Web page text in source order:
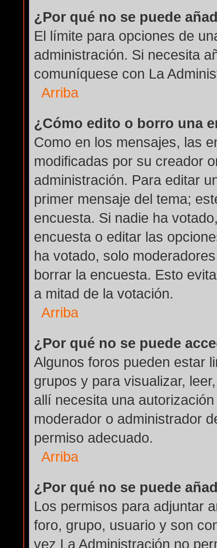
¿Por qué no se puede
El límite para opciones de
administración. Si necesita
comuníquese con La
Arriba
¿Cómo edito o borro una
Como en los mensajes, las
modificadas por su creador
administración. Para editar
primer mensaje del tema;
encuesta. Si nadie ha
encuesta o editar las
ha votado, solo
borrar la encuesta. Esto
a mitad de la votación.
Arriba
¿Por qué no se puede
Algunos foros pueden estar
grupos y para visualizar,
allí necesita una
moderador o administrador
permiso adecuado.
Arriba
¿Por qué no se puede
Los permisos para adjuntar
foro, grupo, usuario y son
vez La Administración no